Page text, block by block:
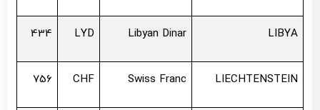
LIBYA
Libyan Dinar
LYD
434
LIECHTENSTEIN
Swiss Franc
CHF
756